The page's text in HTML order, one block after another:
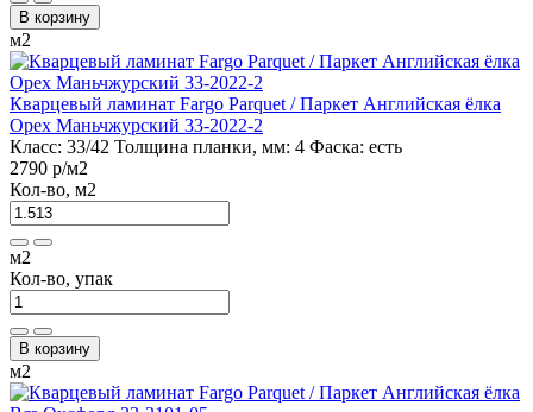
В корзину
м2
Кварцевый ламинат Fargo Parquet / Паркет Английская ёлка
Орех Маньчжурский 33-2022-2
Класс: 33/42 Толщина планки, мм: 4 Фаска: есть
2790 р/м2
Кол-во, м2
м2
Кол-во, упак
В корзину
м2